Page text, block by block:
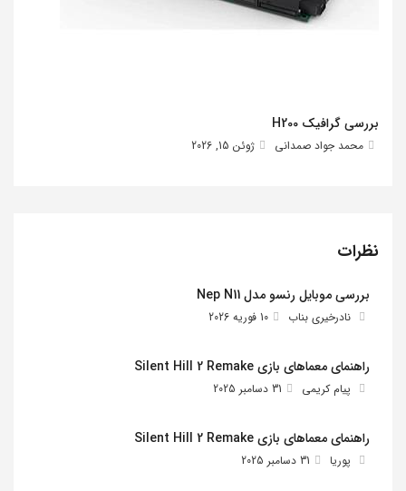
بررسی گرافیک H200
محمد جواد صمدانی ژوئن 15, 2026
نظرات
بررسی موبایل رنسو مدل Nep N11
نادرخیری بناب 10 فوریه 2026
راهنمای معماهای بازی Silent Hill 2 Remake
پیام کریمی 31 دسامبر 2025
راهنمای معماهای بازی Silent Hill 2 Remake
پوریا 31 دسامبر 2025